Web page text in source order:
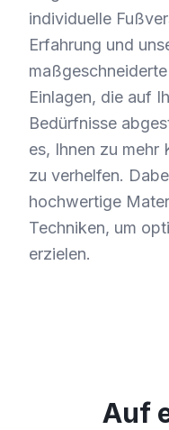
individuelle
Erfahrung und
Einlagen, die auf
Bedürfnisse
es, Ihnen zu mehr
zu verhelfen.
hochwertige
Techniken, um
erzielen.
Auf